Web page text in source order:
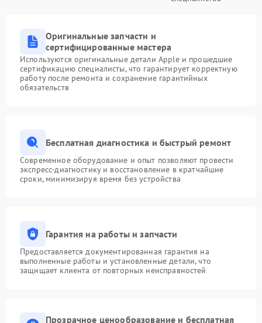
Оригинальные запчасти и
сертифицированные мастера
Используются оригинальные детали Apple и прошедшие
сертификацию специалисты, что гарантирует корректную
работу после ремонта и сохранение гарантийных
обязательств
Бесплатная диагностика и быстрый ремонт
Современное оборудование и опыт позволяют провести
экспресс-диагностику и восстановление в кратчайшие
сроки, минимизируя время без устройства
Гарантия на работы и запчасти
Предоставляется документированная гарантия на
выполненные работы и установленные детали, что
защищает клиента от повторных неисправностей
Прозрачное ценообразование и бесплатная